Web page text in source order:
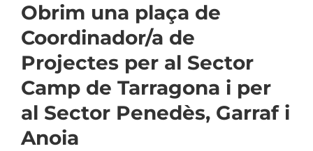
Obrim una plaça de
Coordinador/a de
Projectes per al Sector
Camp de Tarragona i per
al Sector Penedès, Garraf i
Anoia